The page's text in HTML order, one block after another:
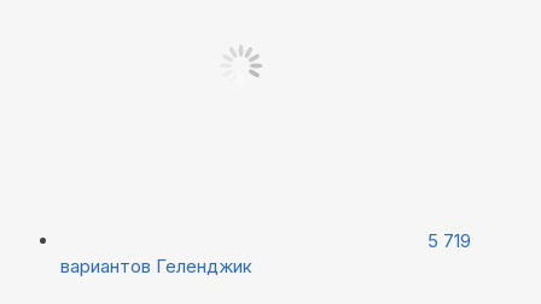
5 719
вариантов Геленджик